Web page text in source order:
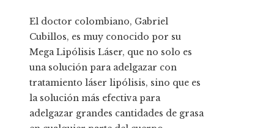
El doctor colombiano, Gabriel
Cubillos, es muy conocido por su
Mega Lipólisis Láser, que no solo es
una solución para adelgazar con
tratamiento láser lipólisis, sino que es
la solución más efectiva para
adelgazar grandes cantidades de grasa